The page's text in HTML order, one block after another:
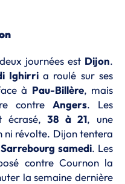
journées est Dijon.
Ighirria roulé sur ses
à Pau-Billère, mais
contre Angers. Les
écrasé,38 à 21, une
ni révolte. Dijon tentera
Sarrebourg samedi. Les
contre Cournon la
la semaine dernière